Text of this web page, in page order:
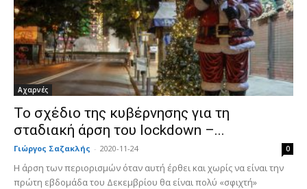
Αχαρνές
Το σχέδιο της κυβέρνησης για τη
σταδιακή άρση του lockdown –...
Γιώργος Σαζακλής - 2020-11-24 0
Η άρση των περιορισμών όταν αυτή έρθει και χωρίς να είναι την
πρώτη εβδομάδα του Δεκεμβρίου θα είναι πολύ «σφιχτή»